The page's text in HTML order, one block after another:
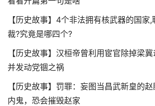
【历史故事】4个非法拥有核武器的国家
裁?究竟是哪四个?
【历史故事】汉桓帝曾利用宦官除掉梁冀
并发动党锢之祸
【历史故事】罚罪：妄图当昌武新皇的
内鬼，恐会摧毁赵家